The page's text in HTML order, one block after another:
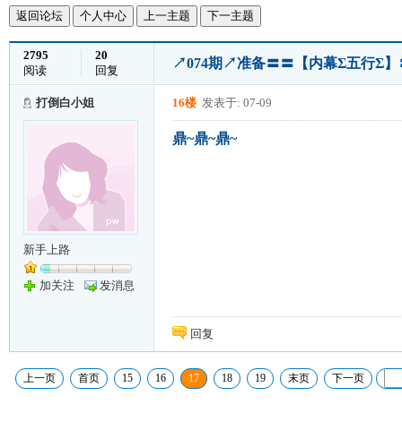
返回论坛 个人中心 上一主题 下一主题
2795
阅读
20
回复
↗074期↗准备〓〓【内幕Σ五行Σ
打倒白小姐
新手上路
加关注 发消息
16楼 发表于: 07-09
鼎~鼎~鼎~
回复
上一页 首页 15 16 17 18 19 末页 下一页